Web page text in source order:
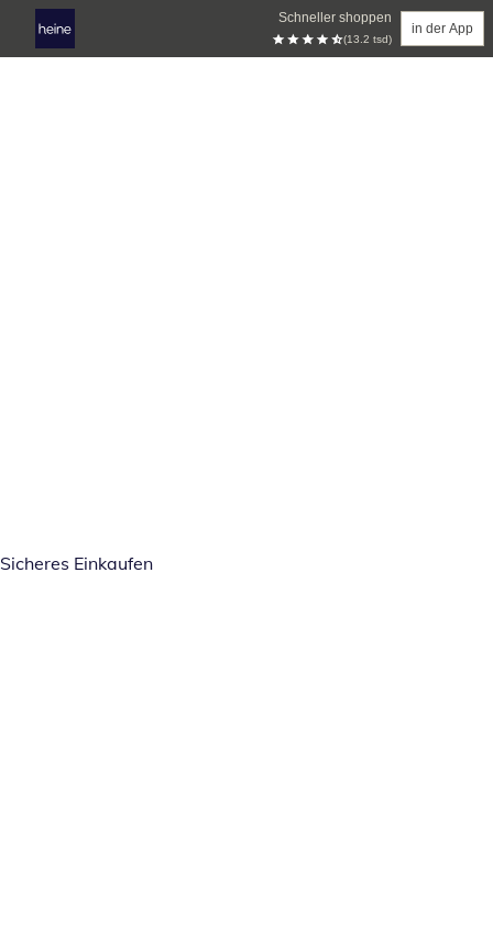
Schneller shoppen
(13.2 tsd)
in der App
Sicheres Einkaufen